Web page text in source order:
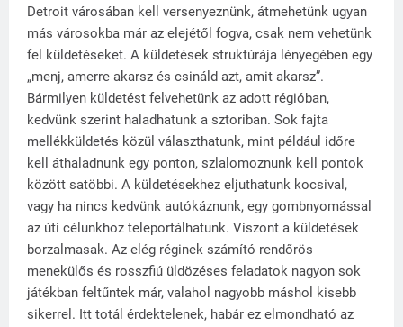
Detroit városában kell versenyeznünk, átmehetünk ugyan
más városokba már az elejétől fogva, csak nem vehetünk
fel küldetéseket. A küldetések struktúrája lényegében egy
„menj, amerre akarsz és csináld azt, amit akarsz”.
Bármilyen küldetést felvehetünk az adott régióban,
kedvünk szerint haladhatunk a sztoriban. Sok fajta
mellékküldetés közül választhatunk, mint például időre
kell áthaladnunk egy ponton, szlalomoznunk kell pontok
között satöbbi. A küldetésekhez eljuthatunk kocsival,
vagy ha nincs kedvünk autókáznunk, egy gombnyomással
az úti célunkhoz teleportálhatunk. Viszont a küldetések
borzalmasak. Az elég réginek számító rendőrös
menekülős és rosszfiú üldözéses feladatok nagyon sok
játékban feltűntek már, valahol nagyobb máshol kisebb
sikerrel. Itt totál érdektelenek, habár ez elmondható az